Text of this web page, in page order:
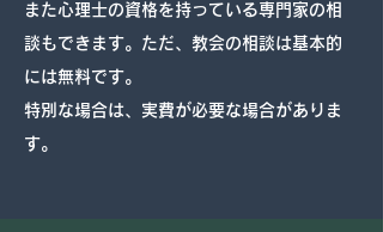
また心理士の資格を持っている専門家の相
談もできます。ただ、教会の相談は基本的
には無料です。
特別な場合は、実費が必要な場合がありま
す。